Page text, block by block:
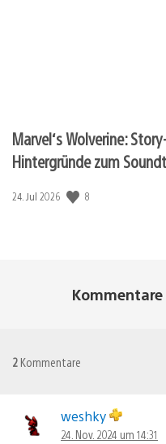
Marvel‘s Wolverine:
Hintergründe zum
Veröffentlichungsdatum:
24. Jul 2026 8
2 Kommentare
weshky
24. Nov. 2024 um 14:31